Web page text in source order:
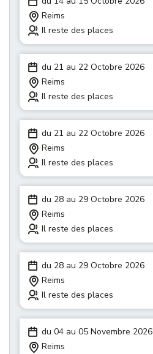
Reims
Il reste des places
du 21 au 22 Octobre 2026
Reims
Il reste des places
du 21 au 22 Octobre 2026
Reims
Il reste des places
du 28 au 29 Octobre 2026
Reims
Il reste des places
du 28 au 29 Octobre 2026
Reims
Il reste des places
du 04 au 05 Novembre 2026
Reims